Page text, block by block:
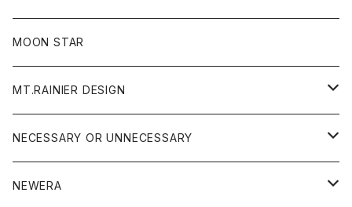
フリース
ジャケット
ニット
パンツ
帽子
MOON STAR
MT.RAINIER DESIGN
アウター
コート
アクセサリー
NECESSARY OR UNNECESSARY
アウター
NEWERA